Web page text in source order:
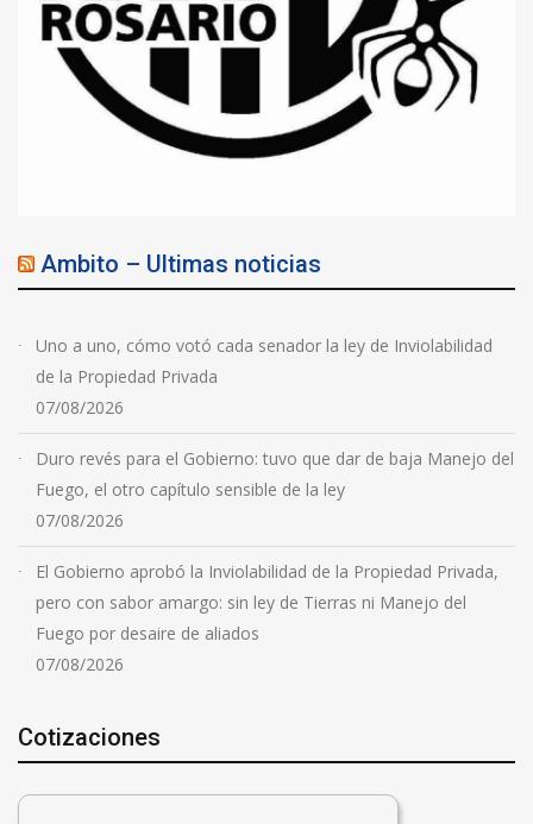
Ambito – Ultimas noticias
Uno a uno, cómo votó cada senador la ley de Inviolabilidad
de la Propiedad Privada
07/08/2026
Duro revés para el Gobierno: tuvo que dar de baja Manejo del
Fuego, el otro capítulo sensible de la ley
07/08/2026
El Gobierno aprobó la Inviolabilidad de la Propiedad Privada,
pero con sabor amargo: sin ley de Tierras ni Manejo del
Fuego por desaire de aliados
07/08/2026
Cotizaciones